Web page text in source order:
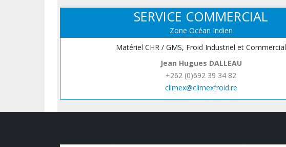
SERVICE COMMERCIAL
Zone Océan Indien
Matériel CHR / GMS, Froid Industriel et Commercial
Jean Hugues DALLEAU
+262 (0)692 39 34 82
climex@climexfroid.re